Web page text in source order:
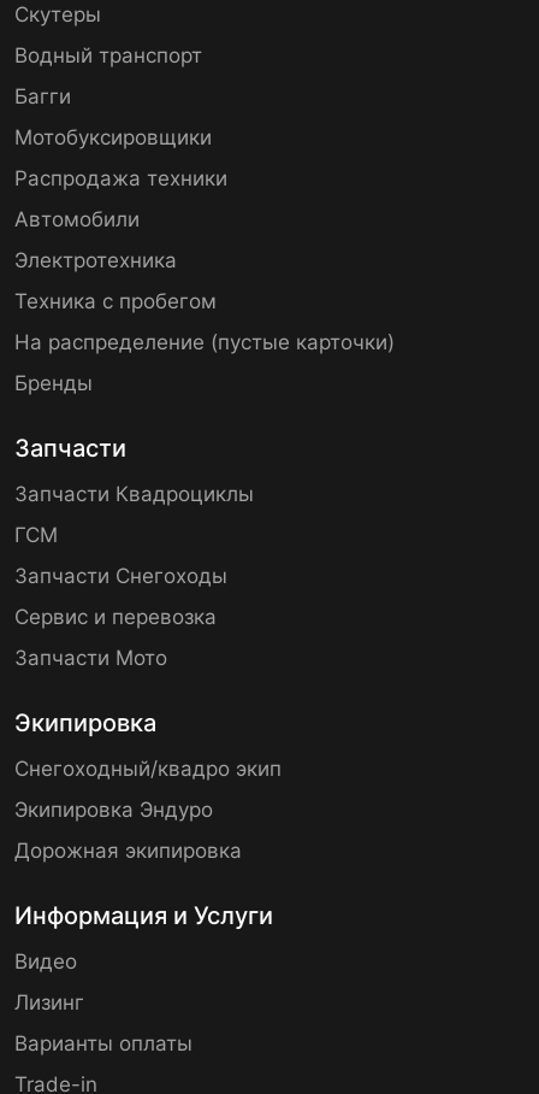
Скутеры
Водный транспорт
Багги
Мотобуксировщики
Распродажа техники
Автомобили
Электротехника
Техника с пробегом
На распределение (пустые карточки)
Бренды
Запчасти
Запчасти Квадроциклы
ГСМ
Запчасти Снегоходы
Сервис и перевозка
Запчасти Мото
Экипировка
Снегоходный/квадро экип
Экипировка Эндуро
Дорожная экипировка
Информация и Услуги
Видео
Лизинг
Варианты оплаты
Trade-in